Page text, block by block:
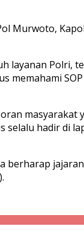
Murwoto,
layanan Polri,
memahami
masyarakat
selalu hadir di
berharap